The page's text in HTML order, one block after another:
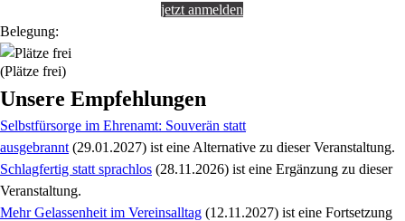
jetzt anmelden
Belegung:
(Plätze frei)
Unsere Empfehlungen
Selbstfürsorge im Ehrenamt: Souverän statt
ausgebrannt (29.01.2027) ist eine Alternative zu dieser Veranstaltung.
Schlagfertig statt sprachlos (28.11.2026) ist eine Ergänzung zu dieser
Veranstaltung.
Mehr Gelassenheit im Vereinsalltag (12.11.2027) ist eine Fortsetzung